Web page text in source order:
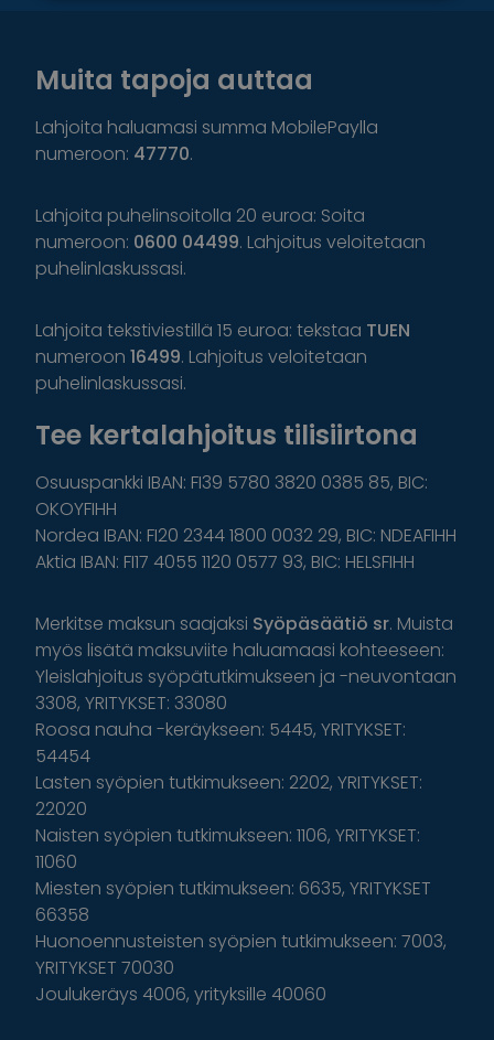
Muita tapoja auttaa
Lahjoita haluamasi summa MobilePaylla
numeroon: 47770.
Lahjoita puhelinsoitolla 20 euroa: Soita
numeroon: 0600 04499. Lahjoitus veloitetaan
puhelinlaskussasi.
Lahjoita tekstiviestillä 15 euroa: tekstaa TUEN
numeroon 16499. Lahjoitus veloitetaan
puhelinlaskussasi.
Tee kertalahjoitus tilisiirtona
Osuuspankki IBAN: FI39 5780 3820 0385 85, BIC:
OKOYFIHH
Nordea IBAN: FI20 2344 1800 0032 29, BIC: NDEAFIHH
Aktia IBAN: FI17 4055 1120 0577 93, BIC: HELSFIHH
Merkitse maksun saajaksi Syöpäsäätiö sr. Muista
myös lisätä maksuviite haluamaasi kohteeseen:
Yleislahjoitus syöpätutkimukseen ja -neuvontaan
3308, YRITYKSET: 33080
Roosa nauha -keräykseen: 5445, YRITYKSET:
54454
Lasten syöpien tutkimukseen: 2202, YRITYKSET:
22020
Naisten syöpien tutkimukseen: 1106, YRITYKSET:
11060
Miesten syöpien tutkimukseen: 6635, YRITYKSET
66358
Huonoennusteisten syöpien tutkimukseen: 7003,
YRITYKSET 70030
Joulukeräys 4006, yrityksille 40060